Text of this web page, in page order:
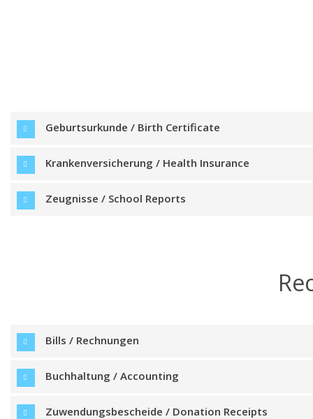
Geburtsurkunde / Birth Certificate
Krankenversicherung / Health Insurance
Zeugnisse / School Reports
Bills / Rechnungen
Buchhaltung / Accounting
Zuwendungsbescheide / Donation Receipts